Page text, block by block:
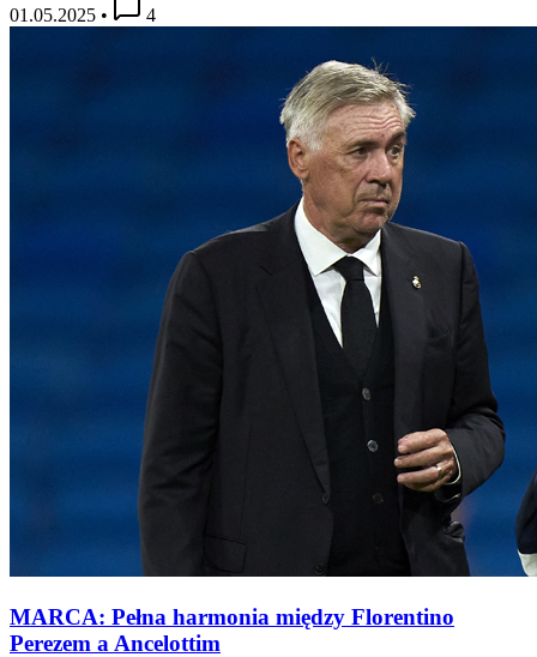
01.05.2025 • 4
MARCA: Pełna harmonia między Florentino
Perezem a Ancelottim